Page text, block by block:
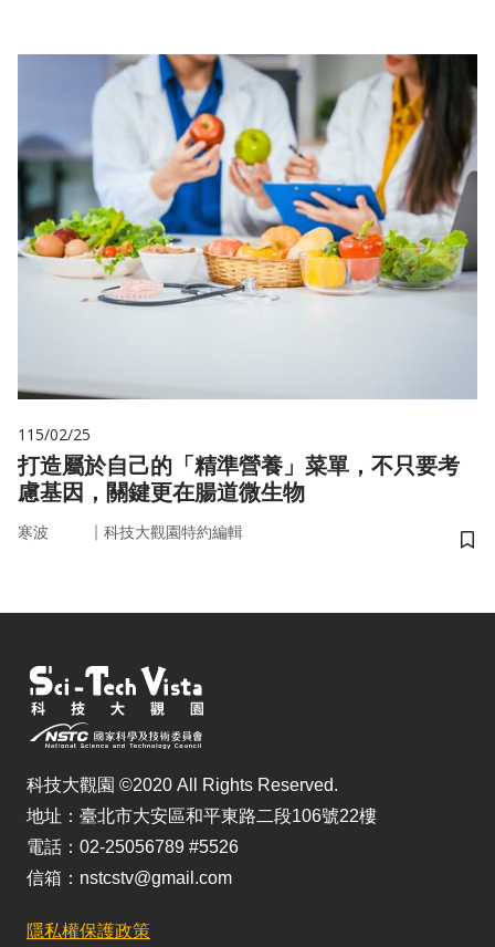
115/02/25
打造屬於自己的「精準營養」菜單，不只要考
慮基因，關鍵更在腸道微生物
寒波 ｜ 科技大觀園特約編輯
儲
科技大觀園 ©2020 All Rights Reserved.
地址：臺北市大安區和平東路二段106號22樓
電話：02-25056789 #5526
信箱：nstcstv@gmail.com
隱私權保護政策